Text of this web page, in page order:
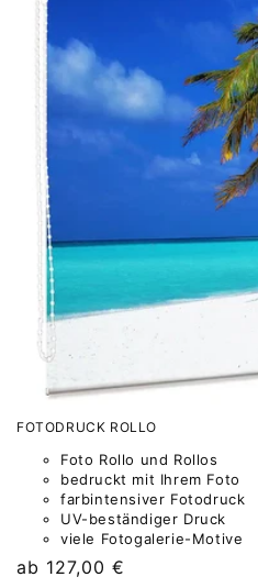
FOTODRUCK ROLLO
Foto Rollo und Rollos
bedruckt mit Ihrem Foto
farbintensiver Fotodruck
UV-beständiger Druck
viele Fotogalerie-Motive
Normaler
ab 127,00 €